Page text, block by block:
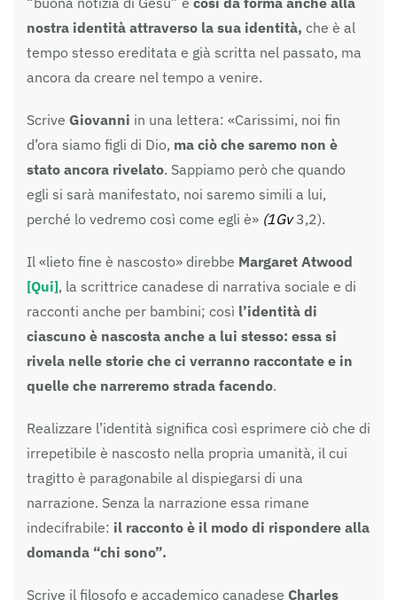
nostra identità attraverso la sua identità, che è al
tempo stesso ereditata e già scritta nel passato, ma
ancora da creare nel tempo a venire.
Scrive Giovanni in una lettera: «Carissimi, noi fin
d’ora siamo figli di Dio, ma ciò che saremo non è
stato ancora rivelato. Sappiamo però che quando
egli si sarà manifestato, noi saremo simili a lui,
perché lo vedremo così come egli è» (1Gv3,2).
Il «lieto fine è nascosto» direbbe Margaret Atwood
[Qui], la scrittrice canadese di narrativa sociale e di
racconti anche per bambini; così l’identità di
ciascuno è nascosta anche a lui stesso: essa si
rivela nelle storie che ci verranno raccontate e in
quelle che narreremo strada facendo.
Realizzare l’identità significa così esprimere ciò che di
irrepetibile è nascosto nella propria umanità, il cui
tragitto è paragonabile al dispiegarsi di una
narrazione. Senza la narrazione essa rimane
indecifrabile: il racconto è il modo di rispondere alla
domanda “chi sono”.
Scrive il filosofo e accademico canadese Charles